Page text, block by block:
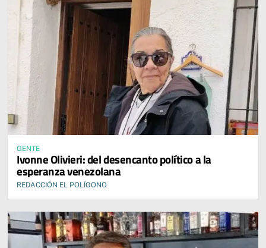
GENTE
Ivonne Olivieri: del desencanto político a la
esperanza venezolana
REDACCIÓN EL POLÍGONO